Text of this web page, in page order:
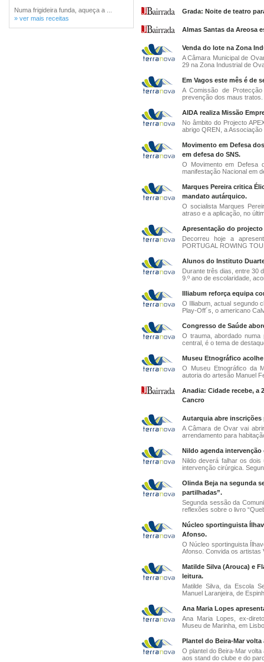
Numa frigideira funda, aqueça a ...
» ver mais receitas
Grada: Noite de teatro
Almas Santas da Areosa
Venda do lote na Zona
A Câmara Municipal de
29 na Zona Industrial de
Em Vagos este mês é de
A Comissão de
prevenção dos maus
AIDA realiza Missão
No âmbito do Projecto
abrigo QREN, a Associação
Movimento em Defesa
em defesa do SNS.
O Movimento em Defesa
manifestação Nacional em
Marques Pereira critica
mandato autárquico.
O socialista Marques
atraso e a aplicação, no
Apresentação do
Decorreu hoje a
PORTUGAL ROWING
Alunos do Instituto
Durante três dias, entre 30
9.º ano de escolaridade,
Illiabum reforça equipa
O Illiabum, actual segundo
Play-Off´s, o americano
Congresso de Saúde
O trauma, abordado
central, é o tema de
Museu Etnográfico
O Museu Etnográfico da
autoria do artesão Manuel
Anadia: Cidade recebe, a
Cancro
Autarquia abre inscrições
A Câmara de Ovar vai
arrendamento para
Nildo agenda
Nildo deverá falhar os
intervenção cirúrgica.
Olinda Beja na segunda
partilhadas”.
Segunda sessão da
reflexões sobre o livro
Núcleo sportinguista
Afonso.
O Núcleo sportinguista
Afonso. Convida os artistas
Matilde Silva (Arouca) e
leitura.
Matilde Silva, da Escola
Manuel Laranjeira, de
Ana Maria Lopes
Ana Maria Lopes, ex-
Museu de Marinha, em
Plantel do Beira-Mar volta
O plantel do Beira-Mar
aos stand do clube e do